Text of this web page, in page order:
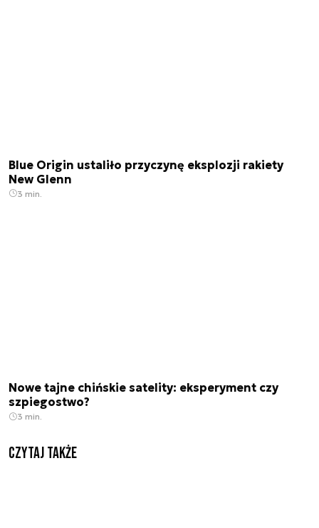
Blue Origin ustaliło przyczynę eksplozji rakiety
New Glenn
3 min.
Nowe tajne chińskie satelity: eksperyment czy
szpiegostwo?
3 min.
Czytaj także